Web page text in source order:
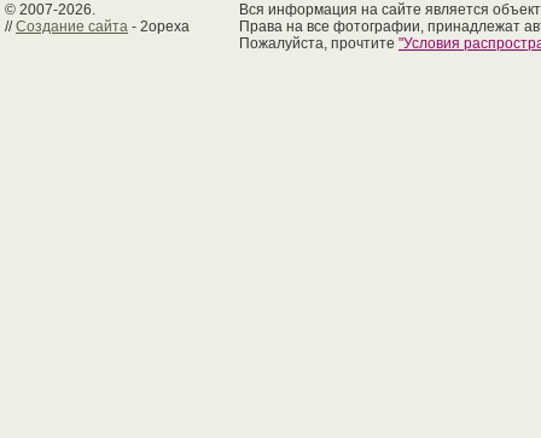
© 2007-2026.
//Создание сайта - 2opexa
Вся информация на сайте является
Права на все фотографии, принадлежат
Пожалуйста, прочтите "Условия